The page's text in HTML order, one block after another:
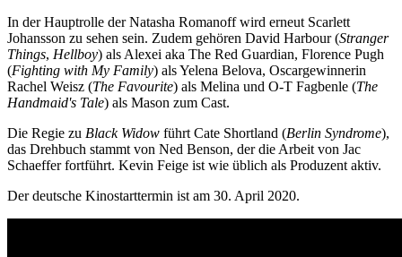
In der Hauptrolle der Natasha Romanoff wird erneut Scarlett
Johansson zu sehen sein. Zudem gehören David Harbour (Stranger
Things, Hellboy) als Alexei aka The Red Guardian, Florence Pugh
(Fighting with My Family) als Yelena Belova, Oscargewinnerin
Rachel Weisz (The Favourite) als Melina und O-T Fagbenle (The
Handmaid's Tale) als Mason zum Cast.
Die Regie zu Black Widow führt Cate Shortland (Berlin Syndrome),
das Drehbuch stammt von Ned Benson, der die Arbeit von Jac
Schaeffer fortführt. Kevin Feige ist wie üblich als Produzent aktiv.
Der deutsche Kinostarttermin ist am 30. April 2020.